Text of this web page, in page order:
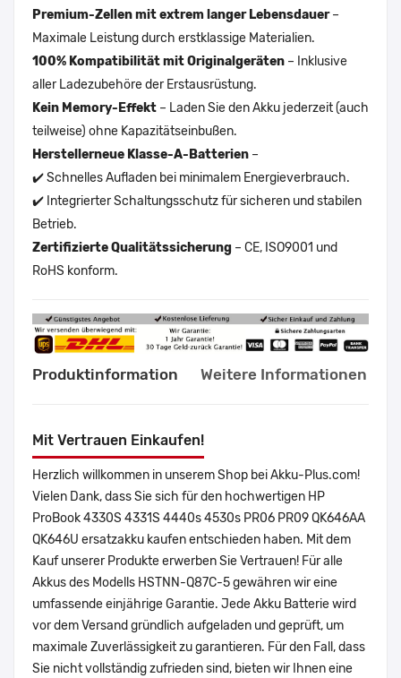
Premium-Zellen mit extrem langer Lebensdauer–
Maximale Leistung durch erstklassige Materialien.
100% Kompatibilität mit Originalgeräten – Inklusive
aller Ladezubehöre der Erstausrüstung.
Kein Memory-Effekt – Laden Sie den Akku jederzeit (auch
teilweise) ohne Kapazitätseinbußen.
Herstellerneue Klasse-A-Batterien –
✔️ Schnelles Aufladen bei minimalem Energieverbrauch.
✔️ Integrierter Schaltungsschutz für sicheren und stabilen
Betrieb.
Zertifizierte Qualitätssicherung – CE, ISO9001 und
RoHS konform.
Produktinformation Weitere Informationen
Mit Vertrauen Einkaufen!
Herzlich willkommen in unserem Shop bei Akku-Plus.com!
Vielen Dank, dass Sie sich für den hochwertigen HP
ProBook 4330S 4331S 4440s 4530s PR06 PR09 QK646AA
QK646U ersatzakku kaufen entschieden haben. Mit dem
Kauf unserer Produkte erwerben Sie Vertrauen! Für alle
Akkus des Modells HSTNN-Q87C-5 gewähren wir eine
umfassende einjährige Garantie. Jede Akku Batterie wird
vor dem Versand gründlich aufgeladen und geprüft, um
maximale Zuverlässigkeit zu garantieren. Für den Fall, dass
Sie nicht vollständig zufrieden sind, bieten wir Ihnen eine